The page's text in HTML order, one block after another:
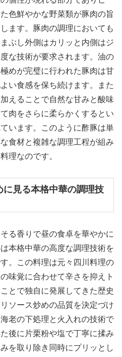
色鮮やかな野菜類が豚肉の旨
ます。豚肉の調理においても
ぶし外側はカリッと内側はジ
な技術が要求されます。油の
めが完璧に行われた豚肉は甘
い食感を保ち続けます。また
えることで自然な甘みと酸味
肉をさらに柔らかくするとい
います。このように酢豚は単
食材と複雑な調理工程が組み
理なのです。
見る本格中華の調理技
る香りで昼の食卓を華やかに
本格中華の高度な調理技術を
。この料理は元々四川料理の
味覚に合わせて辛さを抑えト
とで独自に発展してきた歴史
ソース炒めの品質を決定づけ
老の下処理と火入れの技術で
後に片栗粉や塩で丁寧に揉み
を取り除き同時にプリッとし